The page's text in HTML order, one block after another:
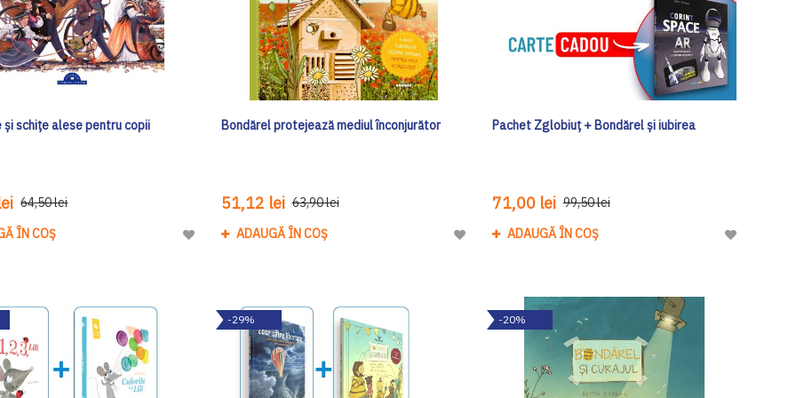
și schițe alese pentru copii
64,50 lei
ÎN COȘ
Adaugă
Dorinte
Bondărel protejează mediul înconjurător
51,12 lei 63,90 lei
ADAUGĂ ÎN COȘ
Adaugă
Dorinte
Pachet Zglobiuț + Bondărel și iubirea
71,00 lei 99,50 lei
ADAUGĂ ÎN COȘ
Adaugă
-29% -20%